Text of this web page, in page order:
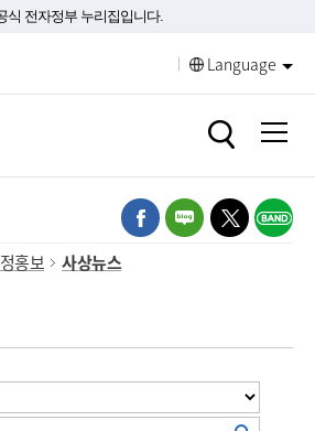
식 전자정부 누리집입니다.
Language
기
열기
기
홍보 사상뉴스